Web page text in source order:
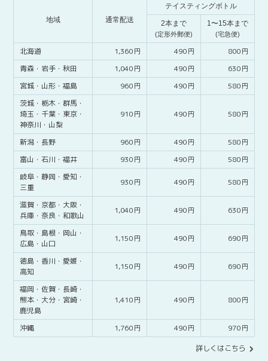
地域 通常配送
テイスティングボトル
2本まで
(定形外郵便)
1〜15本まで
(宅急便)
北海道 1,360 490
800
青森・ 岩手・ 秋田 1,040 490
630
宮城・ 山形・ 福島 960 490
580
茨城・ 栃木・ 群馬・
埼玉・ 千葉・ 東京・
神奈川・ 山梨
910 490 580
新潟・ 長野 960 490
580
富山・ 石川・ 福井 930 490
580
岐阜・ 静岡・ 愛知・
三重
930 490 580
滋賀・ 京都・ 大阪・
兵庫・ 奈良・ 和歌山
1,040 490 630
鳥取・ 島根・ 岡山・
広島・ 山口
1,150 490 690
徳島・ 香川・ 愛媛・
高知
1,150 490 690
福岡・ 佐賀・ 長崎・
熊本・ 大分・ 宮崎・
鹿児島
1,410 490 800
沖縄 1,760 490
970
詳しくはこちら